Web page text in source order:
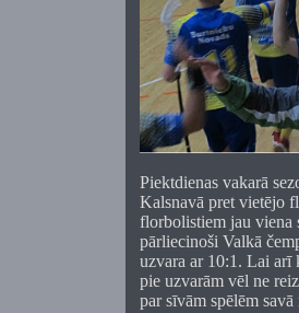
Piektdienas vakarā
Kalsnavā pret vietējo
florbolistiem jau viena
pārliecinoši Valkā
uzvara ar 10:1. Lai arī
pie uzvarām vēl ne
par sīvām spēlēm